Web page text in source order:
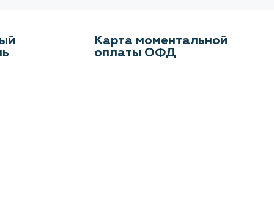
Карта моментальной
оплаты ОФД